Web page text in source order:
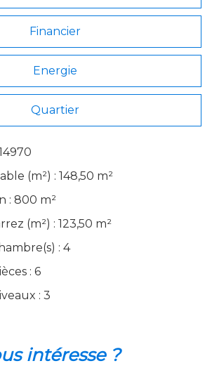
Financier
Energie
Quartier
(m²) : 148,50 m²
: 800 m²
(m²) : 123,50 m²
: 4
: 6
: 3
(14970)
intéresse ?